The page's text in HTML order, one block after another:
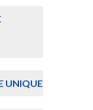
UNIQUE